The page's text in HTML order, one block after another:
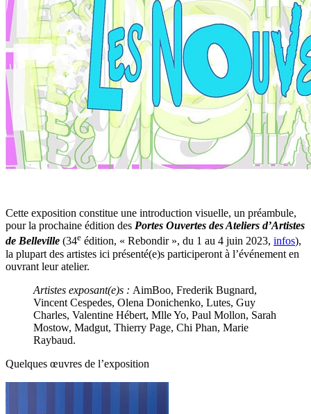
Cette exposition constitue une introduction visuelle, un préambule,
pour la prochaine édition des Portes Ouvertes des Ateliers d’Artistes
de Belleville (34e édition, « Rebondir », du 1 au 4 juin 2023, infos),
la plupart des artistes ici présenté(e)s participeront à l’événement en
ouvrant leur atelier.
Artistes exposant(e)s : AimBoo, Frederik Bugnard,
Vincent Cespedes, Olena Donichenko, Lutes, Guy
Charles, Valentine Hébert, Mlle Yo, Paul Mollon, Sarah
Mostow, Madgut, Thierry Page, Chi Phan, Marie
Raybaud.
Quelques œuvres de l’exposition